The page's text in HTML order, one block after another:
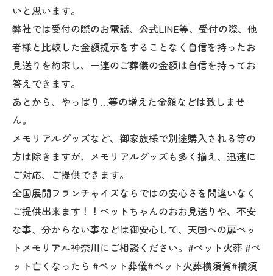
いと思います。
弊社では受付の際のお電話、公式LINE等、受付の際、他
者様と比較した金額提示をすることなく自信を持ったお
見送りを約束し、一連のご葬儀の金額は自信を持ってお
答えできます。
あとから、やっぱり…等の増えた金額などは致しませ
ん。
メモリアルグッズなど、御家族様で別途購入される等の
方は除きますが、メモリアルグッズも多く揃え、迅速に
ご対応、ご提供できます。
全国展開フランチャイズならではの安心さを間違いなく
ご提供出来ます！！ペットちゃんのおお見送りや、不安
な事、分からない事などは御安心して、天国への扉ペッ
トメモリアル神奈川にご相談ください。#ペット火葬 #ペ
ット亡くなったら #ペット葬儀#ペット火葬横須賀#横須